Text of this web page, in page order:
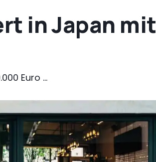
in Japan mit
Euro ...